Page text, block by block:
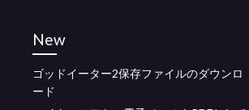
New
ゴッドイーター2保存ファイルのダウンロ
ード